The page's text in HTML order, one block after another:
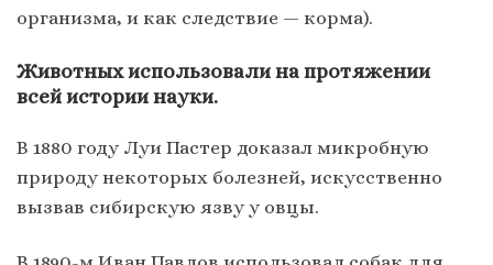
организма, и как следствие — корма).
Животных использовали на протяжении
всей истории науки.
В 1880 году Луи Пастер доказал микробную
природу некоторых болезней, искусственно
вызвав сибирскую язву у овцы.